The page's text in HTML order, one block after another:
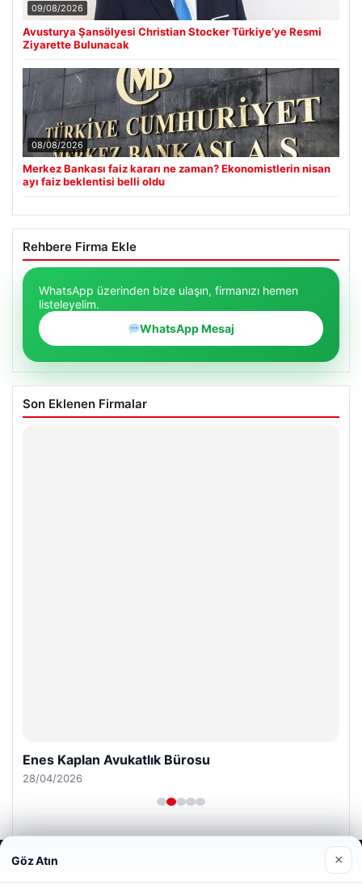
09/08/2026
Avusturya Şansölyesi Christian Stocker Türkiye’ye Resmi
Ziyarette Bulunacak
08/08/2026
Merkez Bankası faiz kararı ne zaman? Ekonomistlerin nisan
ayı faiz beklentisi belli oldu
Rehbere Firma Ekle
WhatsApp üzerinden bize ulaşın, firmanızı hemen
listeleyelim.
WhatsApp Mesaj
Son Eklenen Firmalar
Enes Kaplan Avukatlık Bürosu
28/04/2026
Web sitemizi nasıl kullandığınızı daha iyi anlayabilmek,
deneyiminizi kişiselleştirmek ve geliştirmek amacıyla çerezler
Göz Atın ×